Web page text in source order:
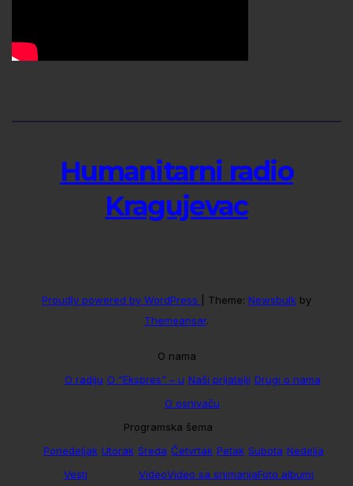
Humanitarni radio
Kragujevac
Proudly powered by WordPress Theme: Newsbulk by
Themeansar.
O nama
O radiju O “Ekspres” – u Naši prijatelji Drugi o nama
O osnivaču
Programska šema
Ponedeljak Utorak Sreda Četvrtak Petak Subota Nedelja
Vesti
VideoVideo sa snimanjaFoto albumi